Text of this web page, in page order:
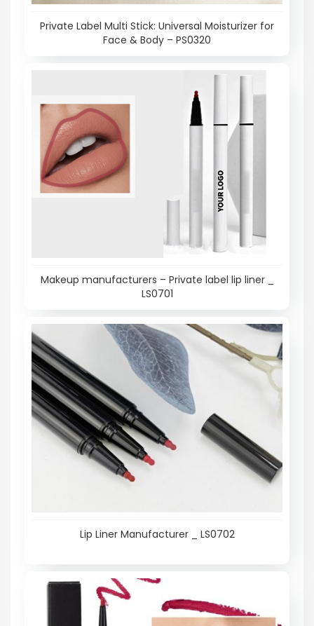
Private Label Multi Stick: Universal Moisturizer for
Face & Body – PS0320
Makeup manufacturers – Private label lip liner _
LS0701
Lip Liner Manufacturer _ LS0702